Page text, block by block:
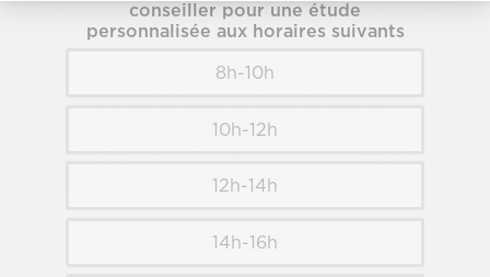
conseiller pour une étude
personnalisée aux horaires suivants
8h-10h
10h-12h
12h-14h
14h-16h